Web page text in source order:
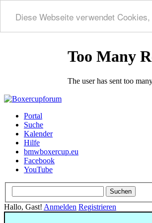
Diese Webseite verwendet
Portal
Suche
Kalender
Hilfe
bmwboxercup.eu
Facebook
YouTube
Hallo, Gast! Anmelden Registrieren